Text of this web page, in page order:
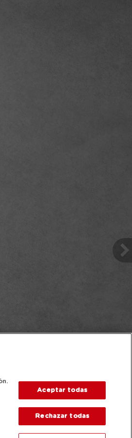
Aceptar todas
Rechazar todas